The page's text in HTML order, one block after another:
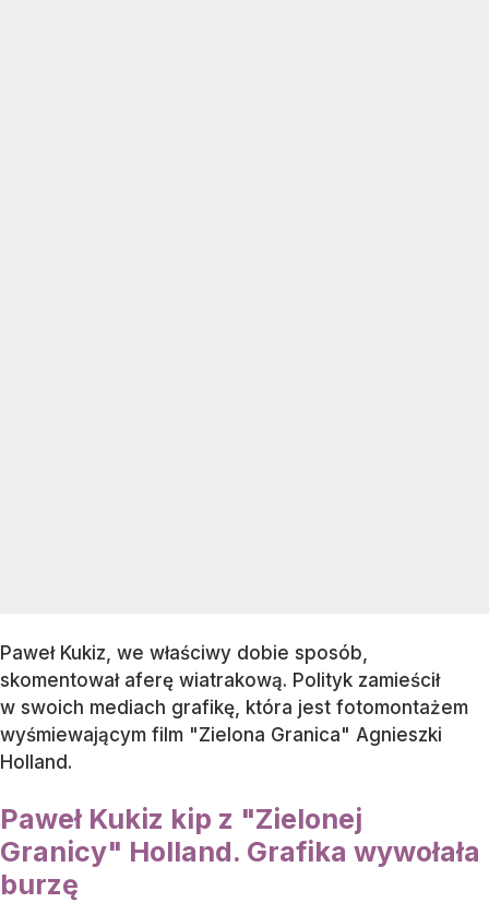
Paweł Kukiz, we właściwy dobie sposób,
skomentował aferę wiatrakową. Polityk zamieścił
w swoich mediach grafikę, która jest fotomontażem
wyśmiewającym film "Zielona Granica" Agnieszki
Holland.
Paweł Kukiz kip z "Zielonej
Granicy" Holland. Grafika wywołała
burzę